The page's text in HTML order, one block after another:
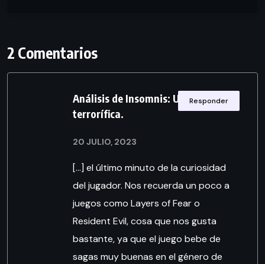
2 Comentarios
Análisis de Insomnis: Una herencia
terrorífica.
20 JULIO, 2023
[…] el último minuto de la curiosidad
del jugador. Nos recuerda un poco a
juegos como Layers of Fear o
Resident Evil, cosa que nos gusta
bastante, ya que el juego bebe de
sagas muy buenas en el género de
Responder